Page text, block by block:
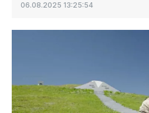
06.08.2025 13:25:54